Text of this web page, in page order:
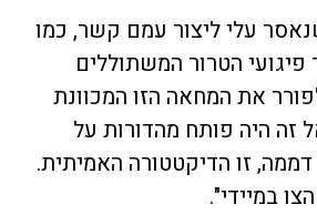
עלי ליצור עמם קשר, כמו
הטרור המשתוללים
את המחאה הזו המכוונת
זה היה פותח מהדורות על
זו הדיקטטורה האמיתית.
במיידי".